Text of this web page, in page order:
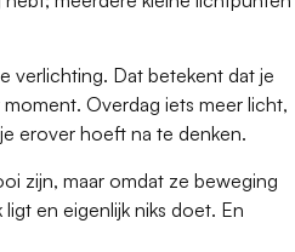
verlichting. Dat betekent dat je
Overdag iets meer licht,
erover hoeft na te denken.
zijn, maar omdat ze beweging
en eigenlijk niks doet. En